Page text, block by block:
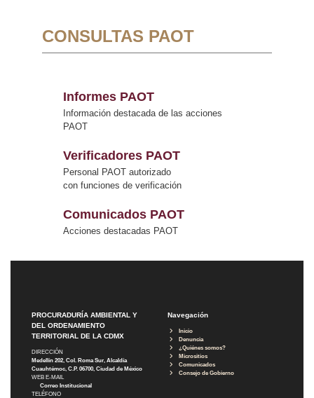
CONSULTAS PAOT
Informes PAOT
Información destacada de las acciones
PAOT
Verificadores PAOT
Personal PAOT autorizado
con funciones de verificación
Comunicados PAOT
Acciones destacadas PAOT
PROCURADURÍA AMBIENTAL Y
DEL ORDENAMIENTO
TERRITORIAL DE LA CDMX
DIRECCIÓN
Medellín 202, Col. Roma Sur, Alcaldía
Cuauhtémoc, C.P. 06700, Ciudad de México
WEB E-MAIL
Correo Institucional
TELÉFONO
Navegación
Inicio
Denuncia
¿Quiénes somos?
Micrositios
Comunicados
Consejo de Gobierno